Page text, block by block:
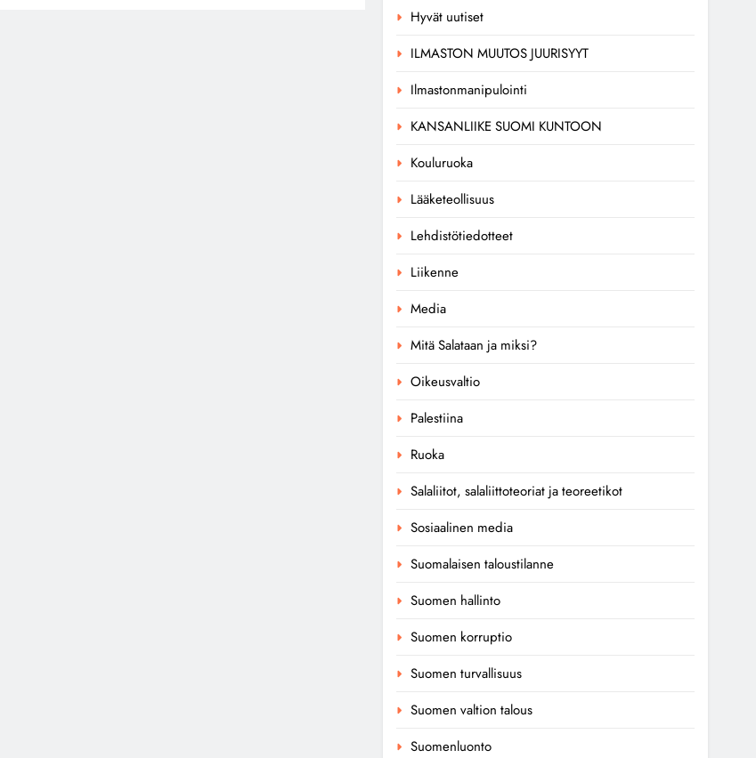
Hyvät uutiset
ILMASTON MUUTOS JUURISYYT
Ilmastonmanipulointi
KANSANLIIKE SUOMI KUNTOON
Kouluruoka
Lääketeollisuus
Lehdistötiedotteet
Liikenne
Media
Mitä Salataan ja miksi?
Oikeusvaltio
Palestiina
Ruoka
Salaliitot, salaliittoteoriat ja teoreetikot
Sosiaalinen media
Suomalaisen taloustilanne
Suomen hallinto
Suomen korruptio
Suomen turvallisuus
Suomen valtion talous
Suomenluonto